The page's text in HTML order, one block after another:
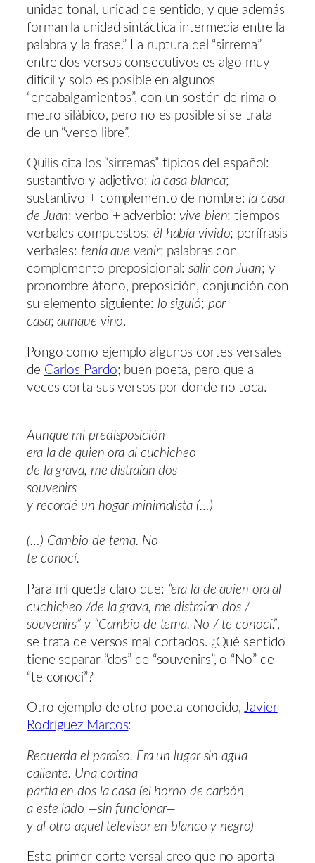
unidad tonal, unidad de sentido, y que además
forman la unidad sintáctica intermedia entre la
palabra y la frase.” La ruptura del “sirrema”
entre dos versos consecutivos es algo muy
difícil y solo es posible en algunos
“encabalgamientos”, con un sostén de rima o
metro silábico, pero no es posible si se trata
de un “verso libre”.
Quilis cita los “sirremas” típicos del español:
sustantivo y adjetivo: la casa blanca;
sustantivo + complemento de nombre: la casa
de Juan; verbo + adverbio: vive bien; tiempos
verbales compuestos: él había vivido; perífrasis
verbales: tenía que venir; palabras con
complemento preposicional:salir con Juan; y
pronombre átono, preposición, conjunción con
su elemento siguiente: lo siguió; por
casa;aunque vino.
Pongo como ejemplo algunos cortes versales
de Carlos Pardo; buen poeta, pero que a
veces corta sus versos por donde no toca.
Aunque mi predisposición
era la de quien ora al cuchicheo
de la grava, me distraían dos
souvenirs
y recordé un hogar minimalista (…)
(…) Cambio de tema. No
te conocí.
Para mí queda claro que: “era la de quien ora al
cuchicheo /de la grava, me distraían dos /
souvenirs” y “Cambio de tema. No / te conocí.”,
se trata de versos mal cortados. ¿Qué sentido
tiene separar “dos” de “souvenirs”, o “No” de
“te conocí”?
Otro ejemplo de otro poeta conocido,Javier
Rodríguez Marcos:
Recuerda el paraíso. Era un lugar sin agua
caliente. Una cortina
partía en dos la casa (el horno de carbón
a este lado —sin funcionar—
y al otro aquel televisor en blanco y negro)
Este primer corte versal creo que no aporta